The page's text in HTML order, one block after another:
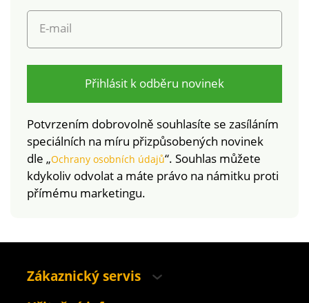
E-mail
Přihlásit k odběru novinek
Potvrzením dobrovolně souhlasíte se zasíláním
speciálních na míru přizpůsobených novinek
dle „Ochrany osobních údajů“. Souhlas můžete
kdykoliv odvolat a máte právo na námitku proti
přímému marketingu.
Zákaznický servis